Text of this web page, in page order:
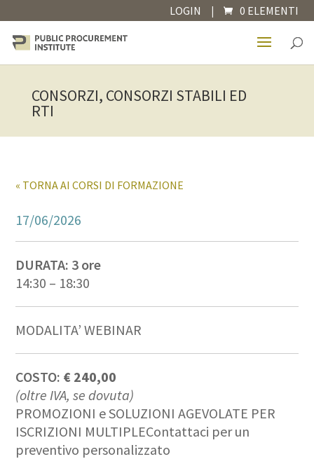
LOGIN | 0 ELEMENTI
CONSORZI, CONSORZI STABILI ED
RTI
« TORNA AI CORSI DI FORMAZIONE
17/06/2026
DURATA: 3 ore
14:30 – 18:30
MODALITA’ WEBINAR
COSTO: € 240,00
(oltre IVA, se dovuta)
PROMOZIONI e SOLUZIONI AGEVOLATE PER
ISCRIZIONI MULTIPLEContattaci per un
preventivo personalizzato